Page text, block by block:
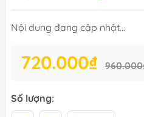
Nội dung đang cập nhật...
720.000₫
Số lượng: